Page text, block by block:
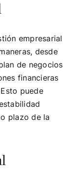
empresarial
desde
de negocios
financieras
puede
plazo de la